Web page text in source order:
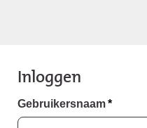
Inloggen
Gebruikersnaam*